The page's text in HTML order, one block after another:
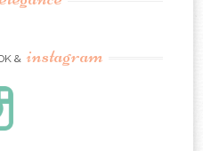
& instagram